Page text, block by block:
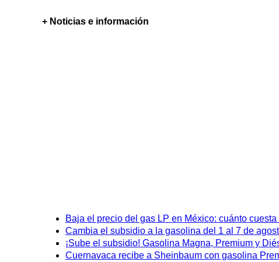
+ Noticias e información
Baja el precio del gas LP en México: cuánto
Cambia el subsidio a la gasolina del 1 al 7 de
¡Sube el subsidio! Gasolina Magna, Premium y
Cuernavaca recibe a Sheinbaum con gasolina